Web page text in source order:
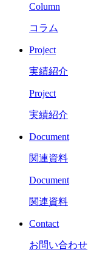
Column
コラム
Project
実績紹介
Project
実績紹介
Document
関連資料
Document
関連資料
Contact
お問い合わせ